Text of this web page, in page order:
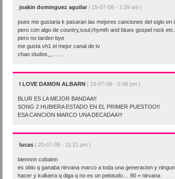
joakin dominguez aguilar | 15-07-08 - 1:39 am |
pues me gustaria k pasaran las mejores canciones del siglo en
pero con algo de country,soul,rhymth and blues gospel rock
pero no tarden bye
me gusta vh1 el mejor canal de tv
chao sludos,,,……
I LOVE DAMON ALBARN | 19-07-08 - 5:48 pm |
BLUR ES LA MEJOR BANDAA!!
SONG 2 HUBIERA ESTADO EN EL PRIMER PUESTOO!!
ESA CANCION MARCO UNA DECADAA!!!
lucas | 20-07-08 - 11:21 pm |
biennnn cobainn
es obio q ganaba nirvana marco a toda una generacion y
hacer y kulkiera q diga q no es un pelotudo… 90 = nirvana